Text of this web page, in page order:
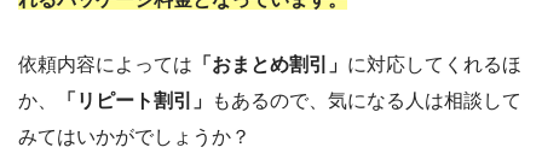
依頼内容によっては 「おまとめ割引」 に対応してくれるほ
か、
「リピート割引」
もあるので、気になる人は相談して
みてはいかがでしょうか？